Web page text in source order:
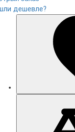
дешевле?